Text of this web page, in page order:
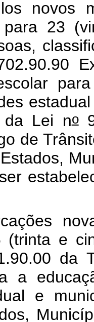
novos
para 23
da Lei no
de
e
da
a
e